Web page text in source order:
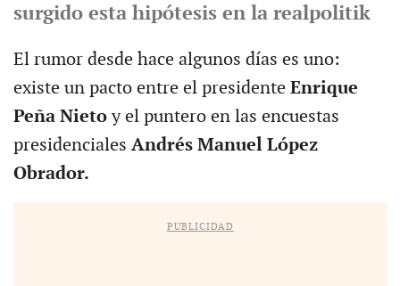
surgido esta hipótesis en la realpolitik
El rumor desde hace algunos días es uno:
existe un pacto entre el presidente Enrique
Peña Nietoy el puntero en las encuestas
presidenciales Andrés Manuel López
Obrador.
PUBLICIDAD